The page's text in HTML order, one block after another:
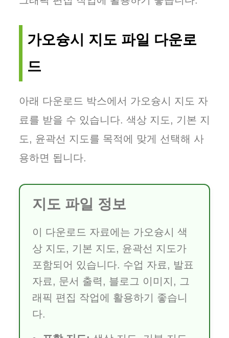
가오슝시 지도 파일 다운로
드
아래 다운로드 박스에서 가오슝시 지도 자
료를 받을 수 있습니다. 색상 지도, 기본 지
도, 윤곽선 지도를 목적에 맞게 선택해 사
용하면 됩니다.
지도 파일 정보
이 다운로드 자료에는 가오슝시 색
상 지도, 기본 지도, 윤곽선 지도가
포함되어 있습니다. 수업 자료, 발표
자료, 문서 출력, 블로그 이미지, 그
래픽 편집 작업에 활용하기 좋습니
다.